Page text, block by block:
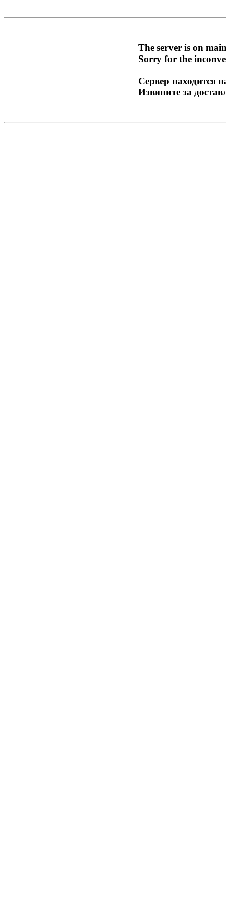
The server is on
Sorry for the
Сервер находится
Извините за